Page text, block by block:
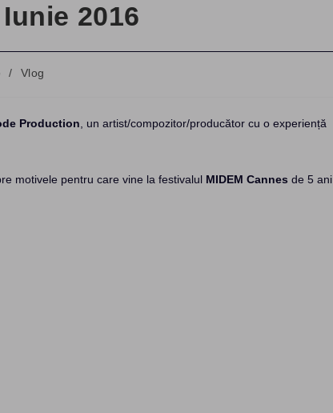
2016
/ Vlog
Production, un artist/compozitor/producător cu o experiență
motivele pentru care vine la festivalul MIDEM Cannes de 5 ani